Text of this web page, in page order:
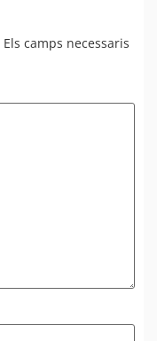
Els camps necessaris